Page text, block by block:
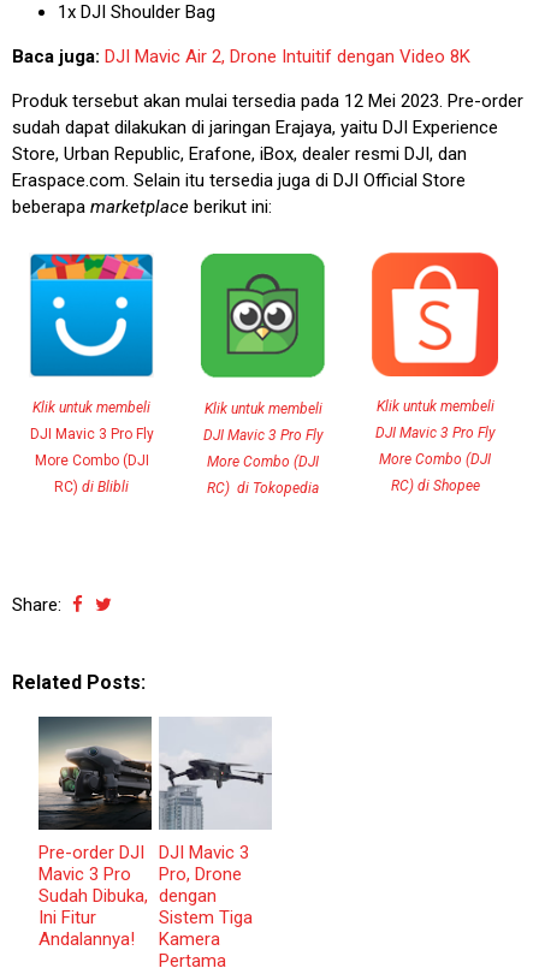
1x DJI Shoulder Bag
Baca juga: DJI Mavic Air 2, Drone Intuitif dengan Video 8K
Produk tersebut akan mulai tersedia pada 12 Mei 2023. Pre-order
sudah dapat dilakukan di jaringan Erajaya, yaitu DJI Experience
Store, Urban Republic, Erafone, iBox, dealer resmi DJI, dan
Eraspace.com. Selain itu tersedia juga di DJI Official Store
beberapa marketplace berikut ini:
Klik untuk membeli
DJI Mavic 3 Pro Fly
More Combo (DJI
RC) di Blibli
Klik untuk membeli
DJI Mavic 3 Pro Fly
More Combo (DJI
RC) di Tokopedia
Klik untuk membeli
DJI Mavic 3 Pro Fly
More Combo (DJI
RC) di Shopee
Share:
Related Posts:
Pre-order DJI
Mavic 3 Pro
Sudah Dibuka,
Ini Fitur
Andalannya!
DJI Mavic 3
Pro, Drone
dengan
Sistem Tiga
Kamera
Pertama